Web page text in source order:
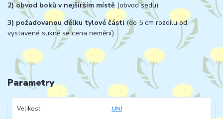
2) obvod boků v nejširším místě (obvod sedu)
3) požadovanou délku tylové části(do 5 cm rozdílu od
vystavené sukně se cena nemění)
Parametry
Velikost UNI